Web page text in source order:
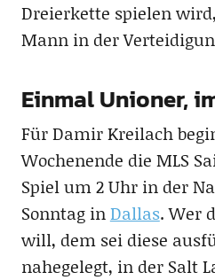
Dreierkette spielen
Mann in der
Einmal Unioner,
Für Damir Kreilach
Wochenende die MLS
Spiel um 2 Uhr in der
Sonntag inDallas. Wer
will, dem sei diese
nahegelegt, in der Salt